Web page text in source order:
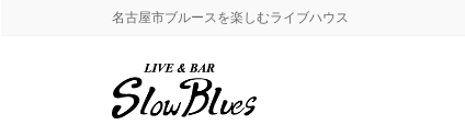
名古屋市ブルースを楽しむライブハウス